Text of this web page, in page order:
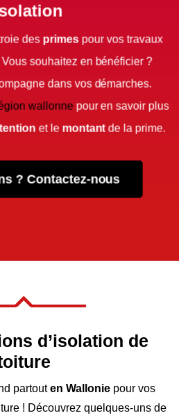
des primespour vos travaux
souhaitez en bénéficier ?
dans vos démarches.
wallonne pour en savoir plus
et le montant de la prime.
? Contactez-nous

d’isolation de
partouten Wallonie pour vos
! Découvrez quelques-uns de